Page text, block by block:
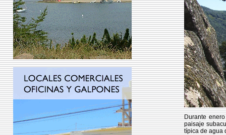
Durante
paisaje
típica de agua